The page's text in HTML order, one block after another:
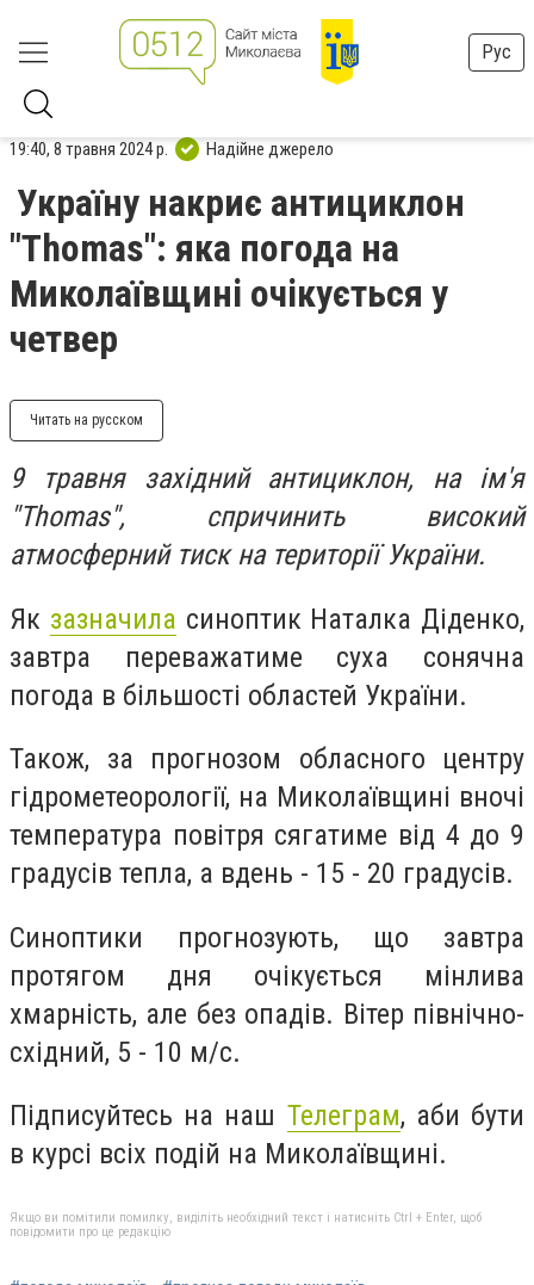
Рус
19:40, 8 травня 2024 р. Надійне джерело
Україну накриє антициклон
"Thomas": яка погода на
Миколаївщині очікується у
четвер
Читать на русском
9 травня західний антициклон, на ім'я
"Thomas", спричинить високий
атмосферний тиск на території України.
Як зазначила синоптик Наталка Діденко,
завтра переважатиме суха сонячна
погода в більшості областей України.
Також, за прогнозом обласного центру
гідрометеорології, на Миколаївщині вночі
температура повітря сягатиме від 4 до 9
градусів тепла, а вдень - 15 - 20 градусів.
Синоптики прогнозують, що завтра
протягом дня очікується мінлива
хмарність, але без опадів. Вітер північно-
східний, 5 - 10 м/с.
Підписуйтесь на наш Телеграм, аби бути
в курсі всіх подій на Миколаївщині.
Якщо ви помітили помилку, виділіть необхідний текст і натисніть Ctrl + Enter, щоб
повідомити про це редакцію